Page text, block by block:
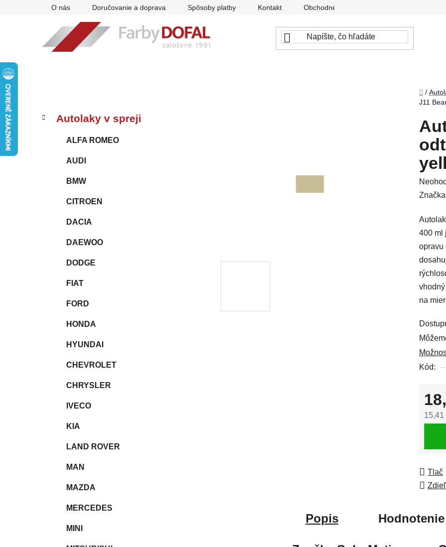
O nás Doručovanie a doprava Spôsoby platby Kontakt Obchodné podmienky
Domov
/
J11
B
kategórie
a
Autolaky v spreji
ALFA ROMEO
AUDI
BMW
CITROEN
DACIA
DAEWOO
DODGE
FIAT
FORD
HONDA
HYUNDAI
CHEVROLET
CHRYSLER
IVECO
KIA
LAND ROVER
MAN
MAZDA
MERCEDES
MINI
je
0,0
z
5
400 ml
opravu
na
Kód:
15,41
Tlač
Popis Hodnotenie